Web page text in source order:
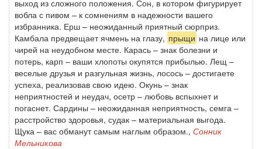
выход из сложного положения. Сон, в котором фигурирует
вобла с пивом – к сомнениям в надежности вашего
избранника. Ерш – неожиданный приятный сюрприз.
Камбала предвещает ячмень на глазу, прыщи на лице или
чирей на неудобном месте. Карась – знак болезни и
потерь, карп – ваши хлопоты окупятся прибылью. Лещ –
веселые друзья и разгульная жизнь, лосось – достигаете
успеха, реализовав свою идею. Окунь – знак
неприятностей и неудач, осетр – любовь вспыхнет и
погаснет. Сардины – неожиданная неприятность, семга –
расстройство здоровья, судак – материальная выгода.
Щука – вас обманут самым наглым образом., Сонник
Мельникова